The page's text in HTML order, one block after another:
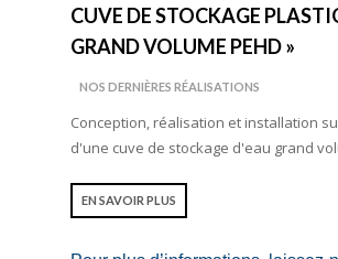
CUVE DE STOCKAGE
GRAND VOLUME PEHD »
NOS DERNIÈRES RÉALISATIONS
Conception, réalisation et installation
d'une cuve de stockage d'eau grand
EN SAVOIR PLUS